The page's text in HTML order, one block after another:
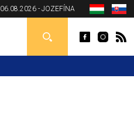
06.08.2026 - JOZEFÍNA